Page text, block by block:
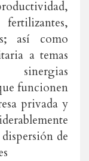
así como
a temas
sinergias
funcionen
privada y
de